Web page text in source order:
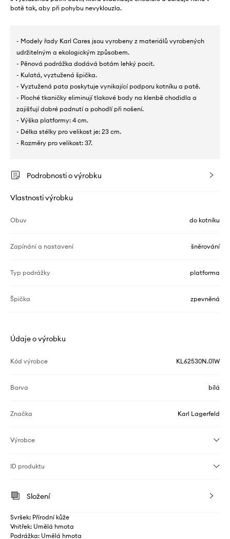
botě tak, aby při pohybu nevyklouzla.
- Modely řady Karl Cares jsou vyrobeny z materiálů vyrobených
udržitelným a ekologickým způsobem.
- Pěnová podrážka dodává botám lehký pocit.
- Kulatá, vyztužená špička.
- Vyztužená pata poskytuje vynikající podporu kotníku a patě.
- Ploché tkaničky eliminují tlakové body na klenbě chodidla a
zajišťují dobré padnutí a pohodlí při nošení.
- Výška platformy: 4 cm.
- Délka stélky pro velikost je: 23 cm.
- Rozměry pro velikost: 37.
Podrobnosti o výrobku
Vlastnosti výrobku
Obuv do kotníku
Zapínání a nastavení šněrování
Typ podrážky platforma
Špička zpevněná
Údaje o výrobku
Kód výrobce KL62530N.01W
Barva bílá
Značka Karl Lagerfeld
Výrobce
ID produktu
Složení
Svršek: Přírodní kůže
Vnitřek: Umělá hmota
Podrážka: Umělá hmota